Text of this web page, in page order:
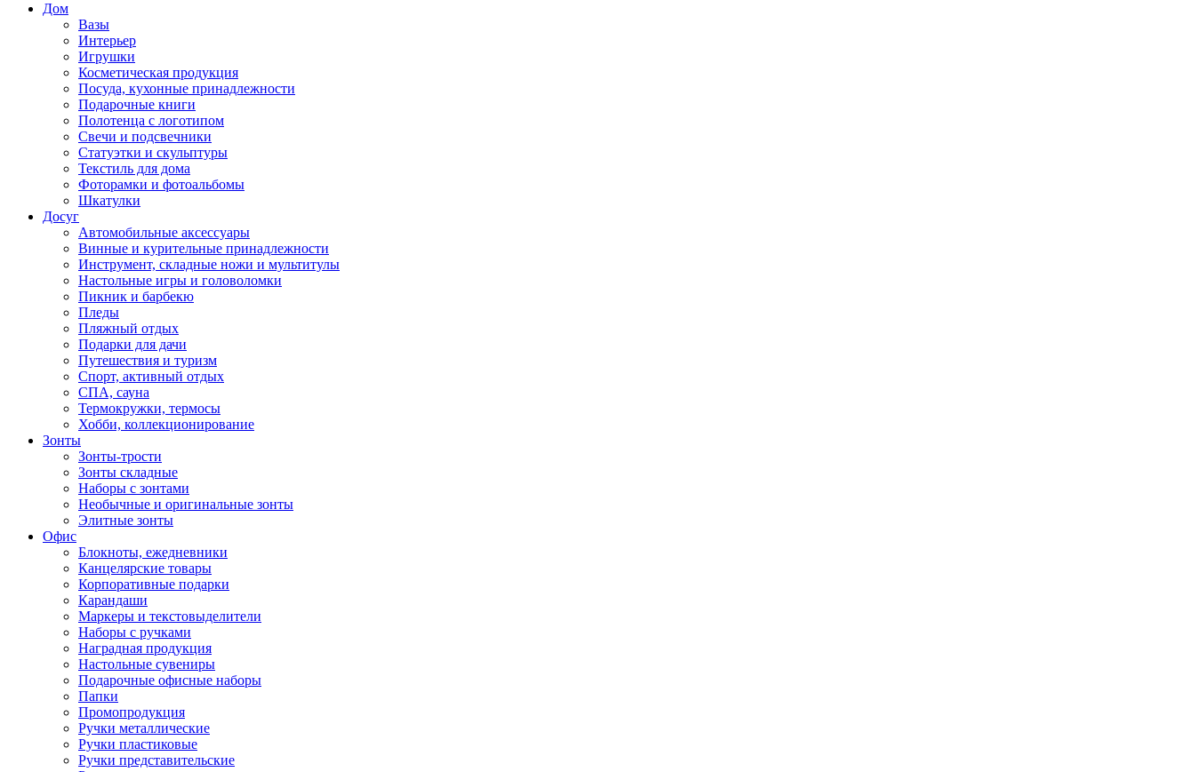
Дом
Вазы
Интерьер
Игрушки
Косметическая продукция
Посуда, кухонные принадлежности
Подарочные книги
Полотенца с логотипом
Свечи и подсвечники
Статуэтки и скульптуры
Текстиль для дома
Фоторамки и фотоальбомы
Шкатулки
Досуг
Автомобильные аксессуары
Винные и курительные принадлежности
Инструмент, складные ножи и мультитулы
Настольные игры и головоломки
Пикник и барбекю
Пледы
Пляжный отдых
Подарки для дачи
Путешествия и туризм
Спорт, активный отдых
СПА, сауна
Термокружки, термосы
Хобби, коллекционирование
Зонты
Зонты-трости
Зонты складные
Наборы с зонтами
Необычные и оригинальные зонты
Элитные зонты
Офис
Блокноты, ежедневники
Канцелярские товары
Корпоративные подарки
Карандаши
Маркеры и текстовыделители
Наборы с ручками
Наградная продукция
Настольные сувениры
Подарочные офисные наборы
Папки
Промопродукция
Ручки металлические
Ручки пластиковые
Ручки представительские